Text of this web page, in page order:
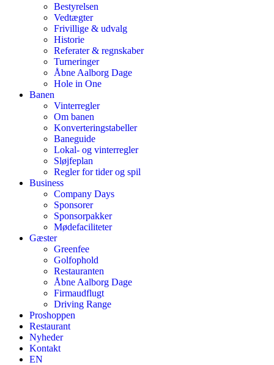
Bestyrelsen
Vedtægter
Frivillige & udvalg
Historie
Referater & regnskaber
Turneringer
Åbne Aalborg Dage
Hole in One
Banen
Vinterregler
Om banen
Konverteringstabeller
Baneguide
Lokal- og vinterregler
Sløjfeplan
Regler for tider og spil
Business
Company Days
Sponsorer
Sponsorpakker
Mødefaciliteter
Gæster
Greenfee
Golfophold
Restauranten
Åbne Aalborg Dage
Firmaudflugt
Driving Range
Proshoppen
Restaurant
Nyheder
Kontakt
EN